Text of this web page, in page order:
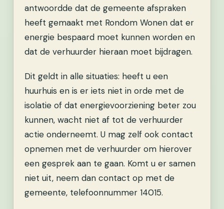
antwoordde dat de gemeente afspraken
heeft gemaakt met Rondom Wonen dat er
energie bespaard moet kunnen worden en
dat de verhuurder hieraan moet bijdragen.
Dit geldt in alle situaties: heeft u een
huurhuis en is er iets niet in orde met de
isolatie of dat energievoorziening beter zou
kunnen, wacht niet af tot de verhuurder
actie onderneemt. U mag zelf ook contact
opnemen met de verhuurder om hierover
een gesprek aan te gaan. Komt u er samen
niet uit, neem dan contact op met de
gemeente, telefoonnummer 14015.